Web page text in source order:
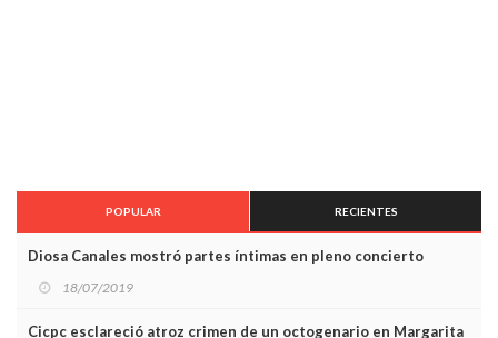
POPULAR RECIENTES
Diosa Canales mostró partes íntimas en pleno concierto
18/07/2019
Cicpc esclareció atroz crimen de un octogenario en Margarita